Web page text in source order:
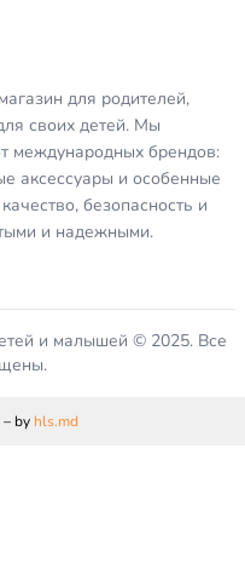
для родителей,
своих детей. Мы
международных брендов:
аксессуары и особенные
безопасность и
и надежными.
и малышей © 2025. Все
– by hls.md